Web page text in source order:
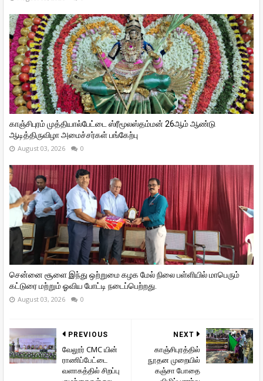
காஞ்சிபுரம் முத்தியால்பேட்டை ஸ்ரீமூலஸ்தம்மன் 26ஆம் ஆண்டு
ஆடித்திருவிழா அமைச்சர்கள் பங்கேற்பு
August 03, 2026 0
சென்னை சூளை இந்து ஒற்றுமை கழக மேல் நிலை பள்ளியில் மாபெரும்
கட்டுரை மற்றும் ஓவிய போட்டி நடைப்பெற்றது.
August 03, 2026 0
NEXT
காஞ்சிபுரத்தில்
நூதன முறையில்
கஞ்சா போதை
PREVIOUS
வேலூர் CMC யின்
ராணிப்பேட்டை
வளாகத்தில் சிறப்பு